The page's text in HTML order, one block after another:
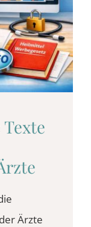
Ärzte